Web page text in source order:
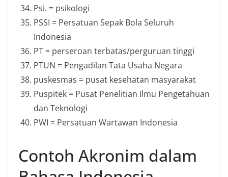
Psi. = psikologi
PSSI = Persatuan Sepak Bola Seluruh
Indonesia
PT = perseroan terbatas/perguruan tinggi
PTUN = Pengadilan Tata Usaha Negara
puskesmas = pusat kesehatan masyarakat
Puspitek = Pusat Penelitian Ilmu Pengetahuan
dan Teknologi
PWI = Persatuan Wartawan Indonesia
Contoh Akronim dalam